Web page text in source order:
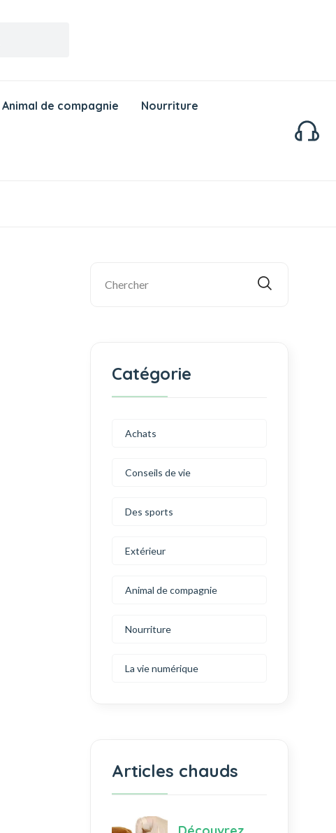
Animal de compagnie Nourriture
Catégorie
Achats
Conseils de vie
Des sports
Extérieur
Animal de compagnie
Nourriture
La vie numérique
Articles chauds